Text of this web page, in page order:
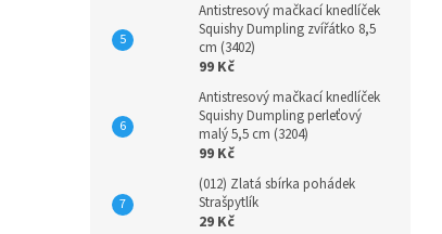
Antistresový mačkací knedlíček
Squishy Dumpling zvířátko 8,5
cm (3402)
99 Kč
Antistresový mačkací knedlíček
Squishy Dumpling perleťový
malý 5,5 cm (3204)
99 Kč
(012) Zlatá sbírka pohádek
Strašpytlík
29 Kč